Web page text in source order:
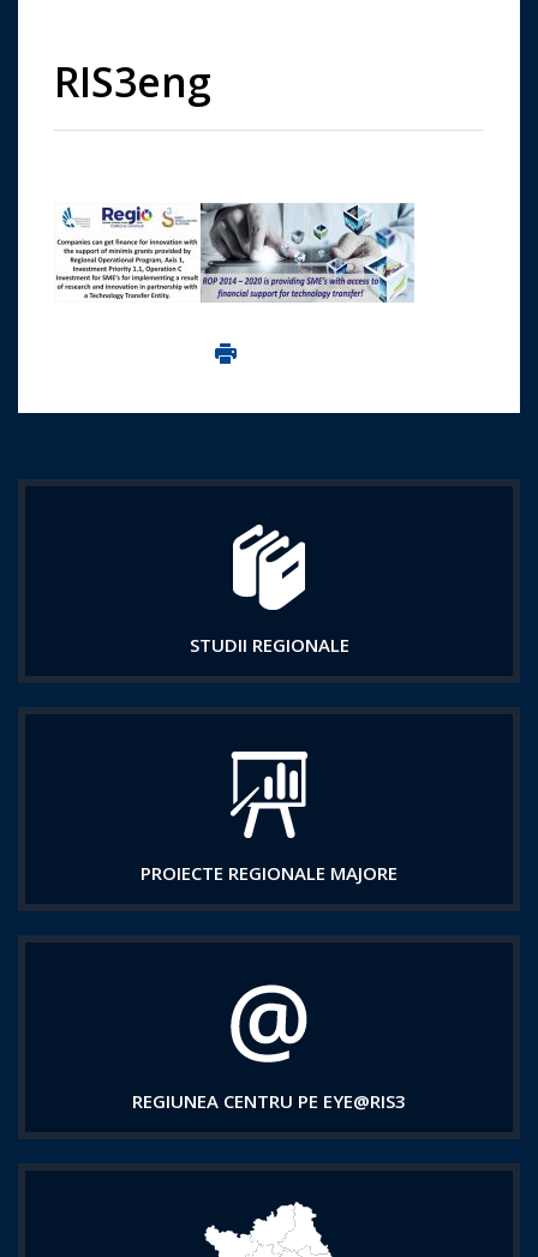
RIS3eng
Imprima aceasta pagina
STUDII REGIONALE
PROIECTE REGIONALE MAJORE
REGIUNEA CENTRU PE EYE@RIS3